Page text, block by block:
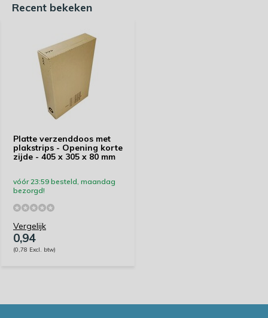
Recent bekeken
Platte verzenddoos met
plakstrips - Opening korte
zijde - 405 x 305 x 80 mm
vóór 23:59 besteld, maandag
bezorgd!
Vergelijk
0,94
(0,78 Excl. btw)